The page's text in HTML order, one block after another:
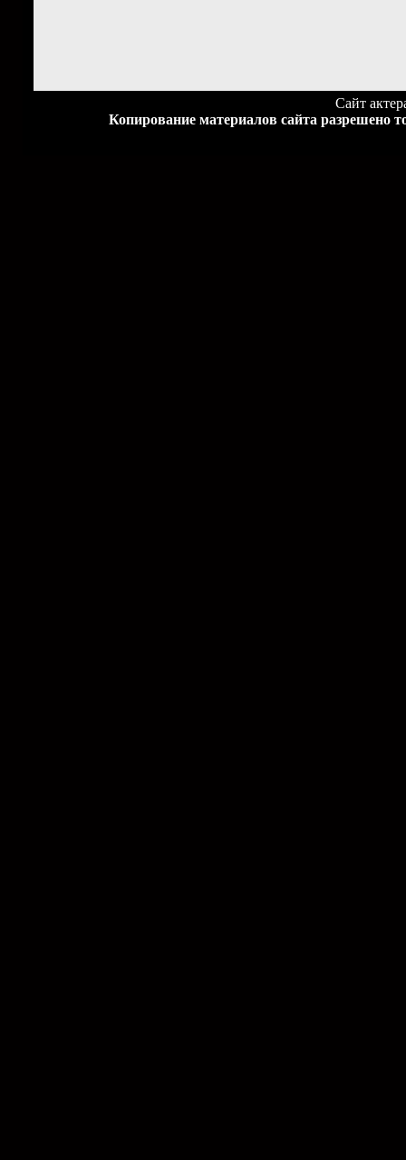
Сайт
Копирование материалов сайта разрешено